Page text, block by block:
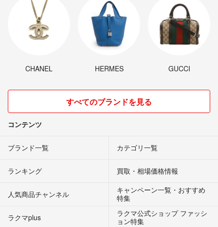
CHANEL HERMES GUCCI
すべてのブランドを見る
コンテンツ
ブランド一覧 カテゴリ一覧
ランキング 買取・相場価格情報
人気商品チャンネル
キャンペーン一覧・おすすめ
特集
ラクマplus
ラクマ公式ショップ ファッシ
ョン特集